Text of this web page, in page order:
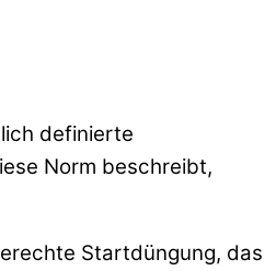
definierte
Norm beschreibt,
Startdüngung, das